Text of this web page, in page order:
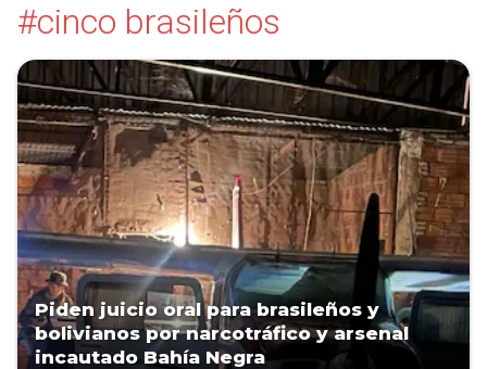
#cinco brasileños
Piden juicio oral para brasileños y
bolivianos por narcotráfico y arsenal
incautado Bahía Negra